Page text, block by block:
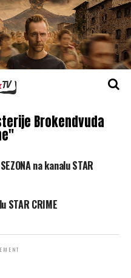
Brokendvuda
na kanalu STAR
STAR CRIME